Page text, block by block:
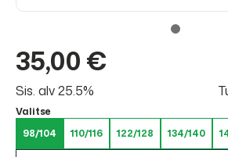
35,00 €
Sis. alv 25.5%
Valitse
98/104
110/116 122/128 134/140